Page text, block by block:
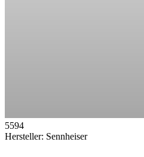
5594
Hersteller: Sennheiser